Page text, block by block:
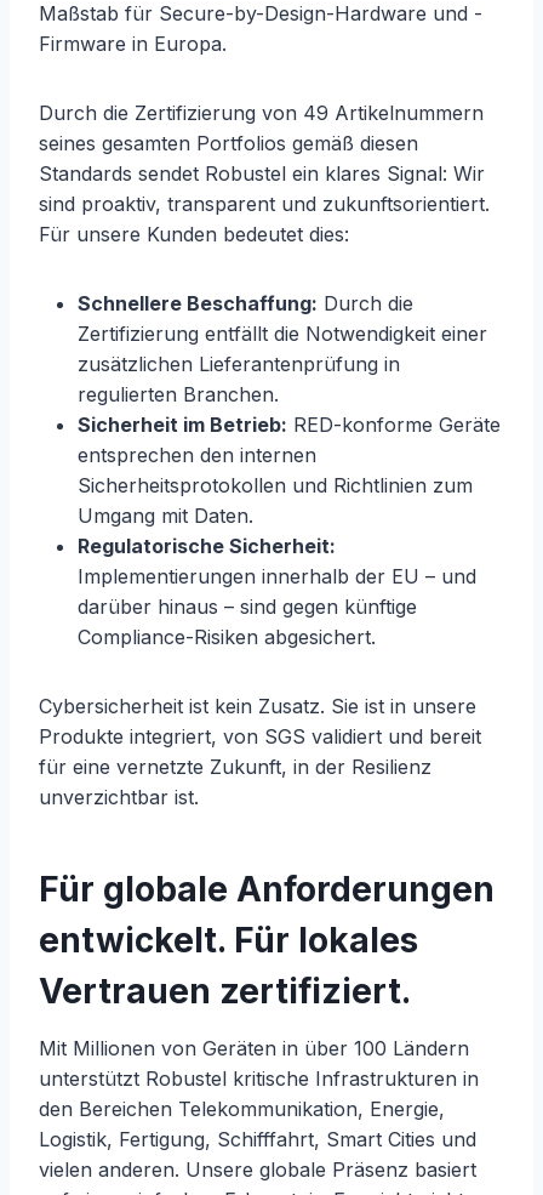
Maßstab für Secure-by-Design-Hardware und -
Firmware in Europa.
Durch die Zertifizierung von 49 Artikelnummern
seines gesamten Portfolios gemäß diesen
Standards sendet Robustel ein klares Signal: Wir
sind proaktiv, transparent und zukunftsorientiert.
Für unsere Kunden bedeutet dies:
Schnellere Beschaffung: Durch die
Zertifizierung entfällt die Notwendigkeit einer
zusätzlichen Lieferantenprüfung in
regulierten Branchen.
Sicherheit im Betrieb: RED-konforme Geräte
entsprechen den internen
Sicherheitsprotokollen und Richtlinien zum
Umgang mit Daten.
Regulatorische Sicherheit:
Implementierungen innerhalb der EU – und
darüber hinaus – sind gegen künftige
Compliance-Risiken abgesichert.
Cybersicherheit ist kein Zusatz. Sie ist in unsere
Produkte integriert, von SGS validiert und bereit
für eine vernetzte Zukunft, in der Resilienz
unverzichtbar ist.
Für globale Anforderungen
entwickelt. Für lokales
Vertrauen zertifiziert.
Mit Millionen von Geräten in über 100 Ländern
unterstützt Robustel kritische Infrastrukturen in
den Bereichen Telekommunikation, Energie,
Logistik, Fertigung, Schifffahrt, Smart Cities und
vielen anderen. Unsere globale Präsenz basiert